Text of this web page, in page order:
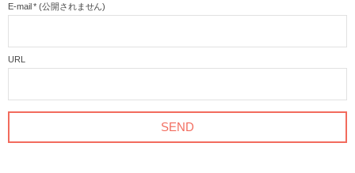
E-mail * (公開されません)
URL